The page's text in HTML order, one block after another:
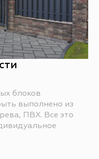
блоков
выполнено из
ПВХ. Все это